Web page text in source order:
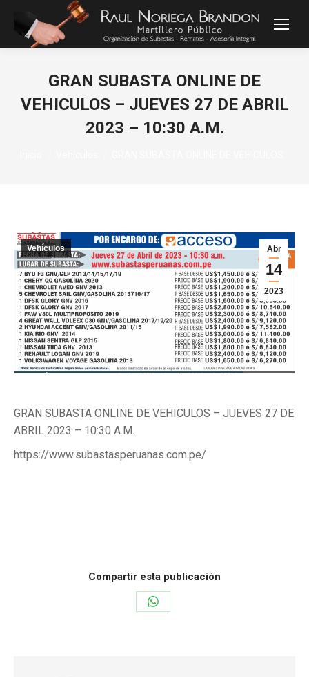
GRAN SUBASTA ONLINE DE
VEHICULOS – JUEVES 27 DE ABRIL
2023 – 10:30 A.M.
Abr
14
2023
Vehículos
GRAN SUBASTA ONLINE DE VEHICULOS – JUEVES 27 DE
ABRIL 2023 – 10:30 A.M.
https://www.subastasperuanas.com.pe/
Compartir esta publicación